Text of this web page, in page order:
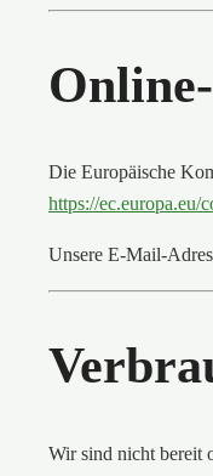
Die Europäische
https://ec.europa.eu/
Unsere E-Mail-
Wir sind nicht bereit